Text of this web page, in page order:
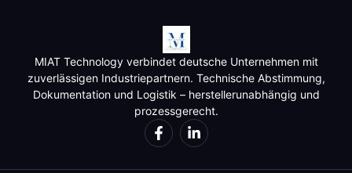
MIAT Technology verbindet deutsche Unternehmen mit
zuverlässigen Industriepartnern. Technische Abstimmung,
Dokumentation und Logistik – herstellerunabhängig und
prozessgerecht.